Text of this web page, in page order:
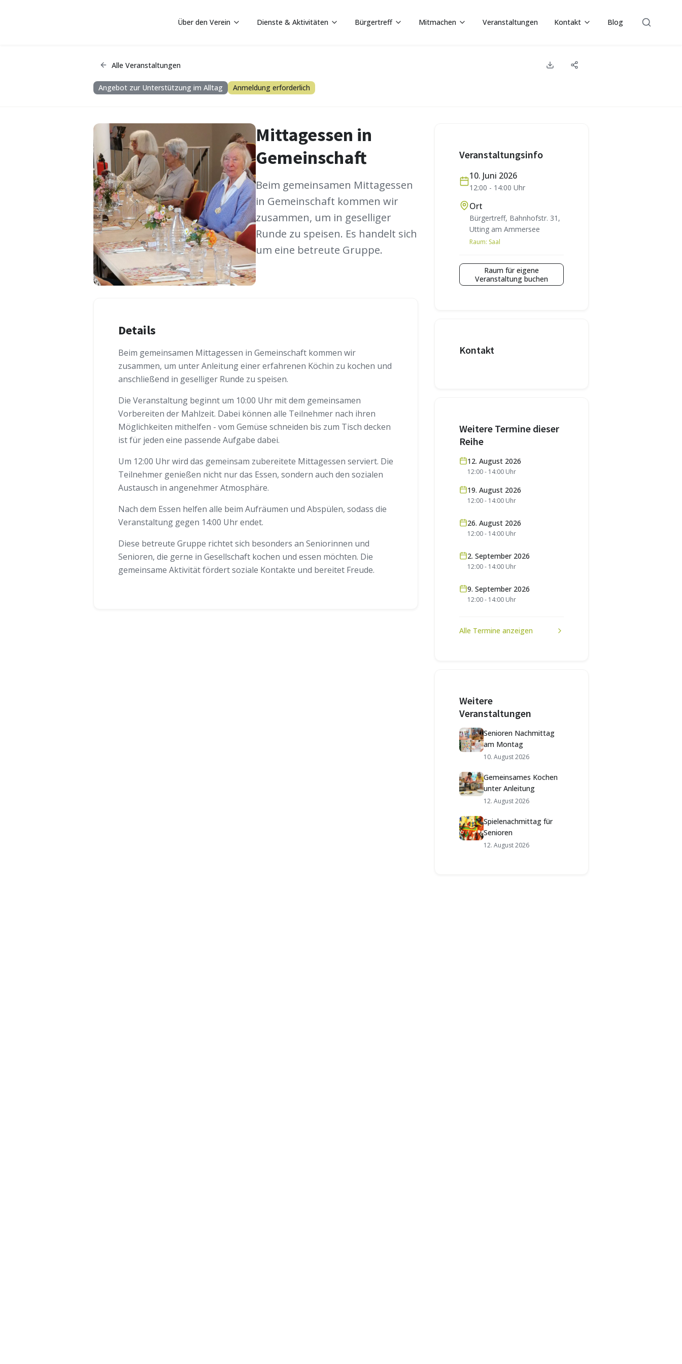
Über den Verein Dienste & Aktivitäten Bürgertreff Mitmachen Veranstaltungen Kontakt
Blog
Alle Veranstaltungen
Angebot zur Unterstützung im Alltag Anmeldung erforderlich
Mittagessen in
Gemeinschaft
Beim gemeinsamen Mittagessen
in Gemeinschaft kommen wir
zusammen, um in geselliger
Runde zu speisen. Es handelt sich
um eine betreute Gruppe.
Details
Beim gemeinsamen Mittagessen in Gemeinschaft kommen wir
zusammen, um unter Anleitung einer erfahrenen Köchin zu kochen und
anschließend in geselliger Runde zu speisen.
Die Veranstaltung beginnt um 10:00 Uhr mit dem gemeinsamen
Vorbereiten der Mahlzeit. Dabei können alle Teilnehmer nach ihren
Möglichkeiten mithelfen - vom Gemüse schneiden bis zum Tisch decken
ist für jeden eine passende Aufgabe dabei.
Um 12:00 Uhr wird das gemeinsam zubereitete Mittagessen serviert. Die
Teilnehmer genießen nicht nur das Essen, sondern auch den sozialen
Austausch in angenehmer Atmosphäre.
Nach dem Essen helfen alle beim Aufräumen und Abspülen, sodass die
Veranstaltung gegen 14:00 Uhr endet.
Diese betreute Gruppe richtet sich besonders an Seniorinnen und
Senioren, die gerne in Gesellschaft kochen und essen möchten. Die
gemeinsame Aktivität fördert soziale Kontakte und bereitet Freude.
Veranstaltungsinfo
10. Juni 2026
12:00 - 14:00 Uhr
Ort
Bürgertreff, Bahnhofstr. 31,
Utting am Ammersee
Raum: Saal
Raum für eigene
Veranstaltung buchen
Kontakt
Weitere Termine dieser
Reihe
12. August 2026
12:00- 14:00 Uhr
19. August 2026
12:00- 14:00 Uhr
26. August 2026
12:00- 14:00 Uhr
2. September 2026
12:00- 14:00 Uhr
9. September 2026
12:00- 14:00 Uhr
Alle Termine anzeigen
Weitere
Veranstaltungen
Senioren Nachmittag
am Montag
10. August 2026
Gemeinsames Kochen
unter Anleitung
12. August 2026
Spielenachmittag für
Senioren
12. August 2026